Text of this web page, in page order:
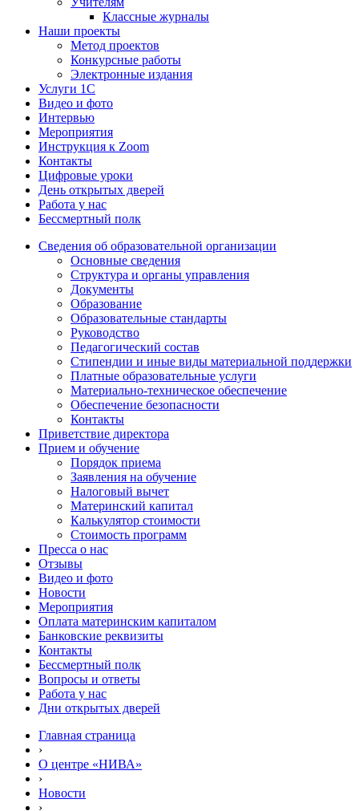
Классные журналы
Наши проекты
Метод проектов
Конкурсные работы
Электронные издания
Услуги 1C
Видео и фото
Интервью
Мероприятия
Инструкция к Zoom
Контакты
Цифровые уроки
День открытых дверей
Работа у нас
Бессмертный полк
Сведения об образовательной организации
Основные сведения
Структура и органы управления
Документы
Образование
Образовательные стандарты
Руководство
Педагогический состав
Стипендии и иные виды материальной поддержки
Платные образовательные услуги
Материально-техническое обеспечение
Обеспечение безопасности
Контакты
Приветствие директора
Прием и обучение
Порядок приема
Заявления на обучение
Налоговый вычет
Материнский капитал
Калькулятор стоимости
Стоимость программ
Пресса о нас
Отзывы
Видео и фото
Новости
Мероприятия
Оплата материнским капиталом
Банковские реквизиты
Контакты
Бессмертный полк
Вопросы и ответы
Работа у нас
Дни открытых дверей
Главная страница
›
О центре «НИВА»
›
Новости
›